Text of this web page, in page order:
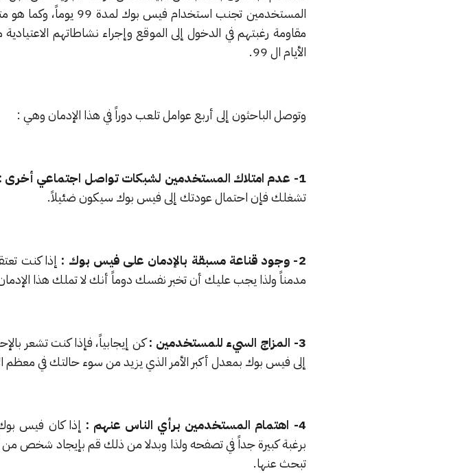
المستخدمين تجنب
مقاومة رغبتهم في الدخول إلى الموقع وإجراء نشاطاتهم
الأيام ال 99.
وتوصل الباحثون إلى أربع عوامل تلعب دوراً في هذا الإدمان وهي :
1- عدم امتلاك المستخدمين لشبكات تواصل اجتماعي أخرى :
تشغلك فإن احتمال عودتك إلى فيس بوك سيكون ضئيلاً.
2- وجود قناعة مسبقة بالإدمان على فيس بوك :
إذا كنت
مدمناً ولذا يجب عليك أن تخبر نفسك دوماً أنك لا تملك هذا
3- المزاج السيء للمستخدمين :
كن إيجابياً، فإذا كنت تشعر
إلى فيس بوك بمعدل أكبر الأمر الذي يزيد من سوء حالتك في معظم
4- اهتمام المستخدمين برأي الناس عنهم :
إذا كان فيس
برغبة كبيرة جداً في تصفحه ولذا وبدلا من ذلك قم بإيجاد شخص من
تبحث عنها.